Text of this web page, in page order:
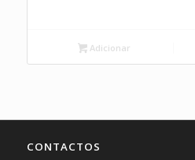
Adicionar
CONTACTOS